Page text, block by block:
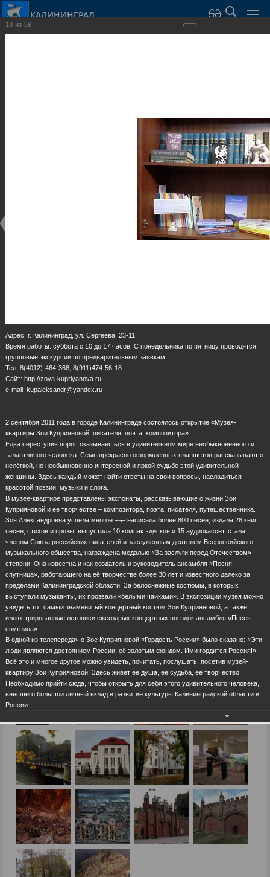
КАЛИНИНГРАД
18 из 59
Адрес: г. Калининград, ул. Сергеева, 23-11
Время работы: суббота с 10 до 17 часов. С понедельника по пятницу проводятся
групповые экскурсии по предварительным заявкам.
Тел: 8(4012)-464-368, 8(911)474-56-18
Сайт: http://zoya-kupriyanova.ru
e-mail: kupaleksandr@yandex.ru
2 сентября 2011 года в городе Калининграде состоялось открытие «Музея-
квартиры Зои Куприяновой, писателя, поэта, композитора».
Едва переступив порог, оказываешься в удивительном мире необыкновенного и
талантливого человека. Семь прекрасно оформленных планшетов рассказывают о
нелёгкой, но необыкновенно интересной и яркой судьбе этой удивительной
женщины. Здесь каждый может найти ответы на свои вопросы, насладиться
красотой поэзии, музыки и слога.
В музее-квартире представлены экспонаты, рассказывающие о жизни Зои
Куприяновой и её творчестве – композитора, поэта, писателя, путешественника.
Зоя Александровна успела многое ¬¬– написала более 800 песен, издала 28 книг
песен, стихов и прозы, выпустила 10 компакт-дисков и 15 аудиокассет, стала
членом Союза российских писателей и заслуженным деятелем Всероссийского
музыкального общества, награждена медалью «За заслуги перед Отечеством» II
степени. Она известна и как создатель и руководитель ансамбля «Песня-
спутница», работающего на её творчестве более 30 лет и известного далеко за
пределами Калининградской области. За белоснежные костюмы, в которых
выступали музыканты, их прозвали «белыми чайками». В экспозиции музея можно
увидеть тот самый знаменитый концертный костюм Зои Куприяновой, а также
иллюстрированные летописи ежегодных концертных поездок ансамбля «Песня-
спутница».
В одной из телепередач о Зое Куприяновой «Гордость России» было сказано: «Эти
люди являются достоянием России, её золотым фондом. Ими гордится Россия!»
Всё это и многое другое можно увидеть, почитать, послушать, посетив музей-
квартиру Зои Куприяновой. Здесь живёт её душа, её судьба, её творчество.
Необходимо прийти сюда, чтобы открыть для себя этого удивительного человека,
внесшего большой личный вклад в развитие культуры Калининградской области и
России.